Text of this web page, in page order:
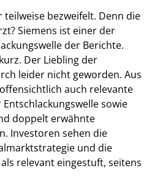
bezweifelt. Denn die
Siemens ist einer der
der Berichte.
Der Liebling der
leider nicht geworden. Aus
auch relevante
sowie
doppelt erwähnte
Investoren sehen die
und die
relevant eingestuft, seitens